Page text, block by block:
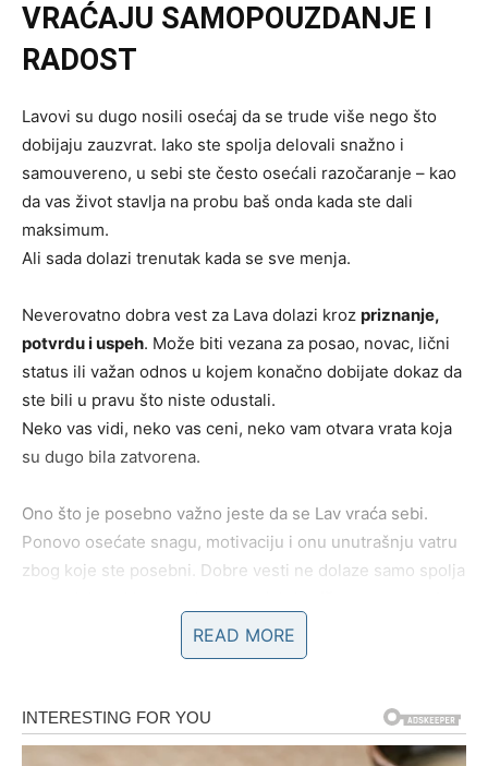
VRAĆAJU SAMOPOUZDANJE I
RADOST
Lavovi su dugo nosili osećaj da se trude više nego što
dobijaju zauzvrat. Iako ste spolja delovali snažno i
samouvereno, u sebi ste često osećali razočaranje – kao
da vas život stavlja na probu baš onda kada ste dali
maksimum.
Ali sada dolazi trenutak kada se sve menja.
Neverovatno dobra vest za Lava dolazi kroz priznanje,
potvrdu i uspeh. Može biti vezana za posao, novac, lični
status ili važan odnos u kojem konačno dobijate dokaz da
ste bili u pravu što niste odustali.
Neko vas vidi, neko vas ceni, neko vam otvara vrata koja
su dugo bila zatvorena.
Ono što je posebno važno jeste da se Lav vraća sebi.
Ponovo osećate snagu, motivaciju i onu unutrašnju vatru
zbog koje ste posebni. Dobre vesti ne dolaze samo spolja
Osmijeh se vraća jer shvatate da se trud isplatio. Dobre
vesti su tek početak jedne mnogo lepše faze.
READ MORE